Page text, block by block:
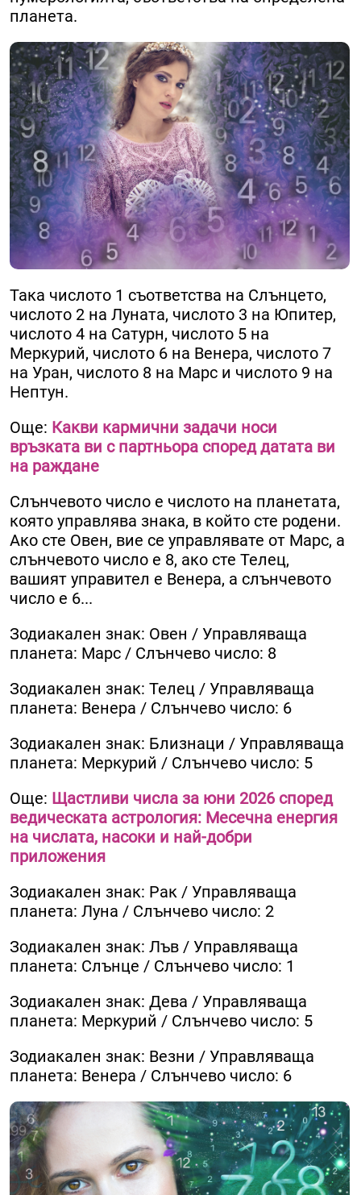
планета.
Така числото 1 съответства на Слънцето,
числото 2 на Луната, числото 3 на Юпитер,
числото 4 на Сатурн, числото 5 на
Меркурий, числото 6 на Венера, числото 7
на Уран, числото 8 на Марс и числото 9 на
Нептун.
Още: Какви кармични задачи носи
връзката ви с партньора според датата ви
на раждане
Слънчевото число е числото на планетата,
която управлява знака, в който сте родени.
Ако сте Овен, вие се управлявате от Марс, а
слънчевото число е 8, ако сте Телец,
вашият управител е Венера, а слънчевото
число е 6...
Зодиакален знак: Овен / Управляваща
планета: Марс / Слънчево число: 8
Зодиакален знак: Телец / Управляваща
планета: Венера / Слънчево число: 6
Зодиакален знак: Близнаци / Управляваща
планета: Меркурий / Слънчево число: 5
Още: Щастливи числа за юни 2026 според
ведическата астрология: Месечна енергия
на числата, насоки и най-добри
приложения
Зодиакален знак: Рак / Управляваща
планета: Луна / Слънчево число: 2
Зодиакален знак: Лъв / Управляваща
планета: Слънце / Слънчево число: 1
Зодиакален знак: Дева / Управляваща
планета: Меркурий / Слънчево число: 5
Зодиакален знак: Везни / Управляваща
планета: Венера / Слънчево число: 6